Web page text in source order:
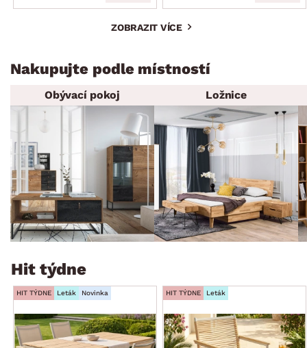
ZOBRAZIT VÍCE
Nakupujte podle místností
Obývací pokoj Ložnice
Hit týdne
HIT TÝDNE Leták Novinka HIT TÝDNE Leták